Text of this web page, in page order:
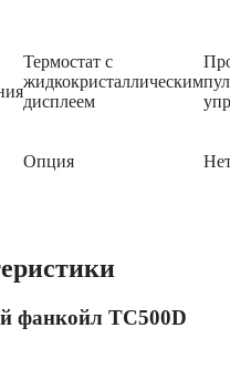
Термостат с
жидкокристаллическим
дисплеем
Опция
фанкойл TC500D